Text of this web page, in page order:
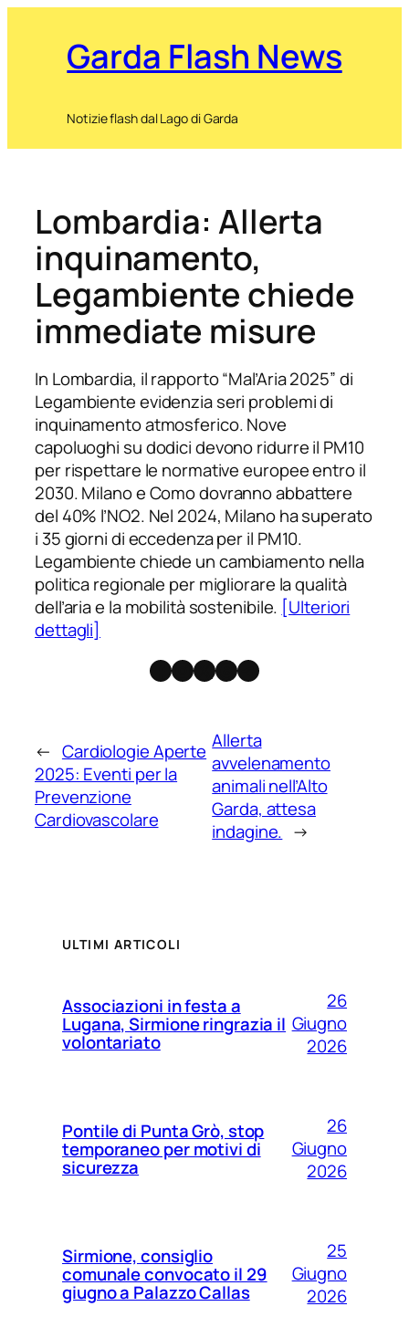
Garda Flash News
Notizie flash dal Lago di Garda
Lombardia: Allerta
inquinamento,
Legambiente chiede
immediate misure
In Lombardia, il rapporto “Mal’Aria 2025” di
Legambiente evidenzia seri problemi di
inquinamento atmosferico. Nove
capoluoghi su dodici devono ridurre il PM10
per rispettare le normative europee entro il
2030. Milano e Como dovranno abbattere
del 40% l’NO2. Nel 2024, Milano ha superato
i 35 giorni di eccedenza per il PM10.
Legambiente chiede un cambiamento nella
politica regionale per migliorare la qualità
dell’aria e la mobilità sostenibile. [Ulteriori
dettagli]
Facebook
Instagram
X Threads
Telegram
← Cardiologie Aperte
2025: Eventi per la
Prevenzione
Cardiovascolare
Allerta
avvelenamento
animali nell’Alto
Garda, attesa
indagine. →
ULTIMI ARTICOLI
Associazioni in festa a
Lugana, Sirmione ringrazia il
volontariato
26
Giugno
2026
Pontile di Punta Grò, stop
temporaneo per motivi di
sicurezza
26
Giugno
2026
Sirmione, consiglio
comunale convocato il 29
giugno a Palazzo Callas
25
Giugno
2026